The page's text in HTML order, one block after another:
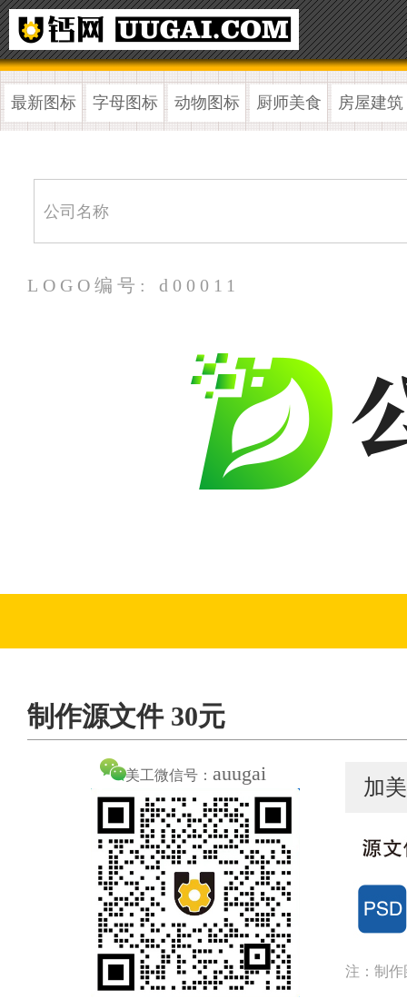
最新图标 字母图标 动物图标 厨师美食 房屋建筑
LOGO编号: d00011
制作源文件 30元
美工微信号： auugai
加
注：制作